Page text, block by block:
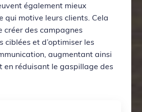
également mieux
qui motive leurs clients. Cela
créer des campagnes
ciblées et d’optimiser les
augmentant ainsi
en réduisant le gaspillage des